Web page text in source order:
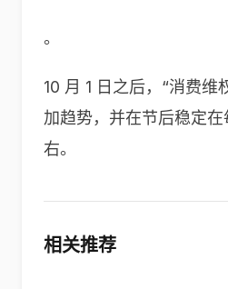
。
10 月 1 日之后，“消费维
加趋势，并在节后稳定
右。
相关推荐